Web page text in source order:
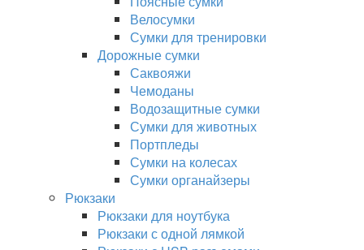
Велосумки
Сумки для тренировки
Дорожные сумки
Саквояжи
Чемоданы
Водозащитные сумки
Сумки для животных
Портпледы
Сумки на колесах
Сумки органайзеры
Рюкзаки
Рюкзаки для ноутбука
Рюкзаки с одной лямкой